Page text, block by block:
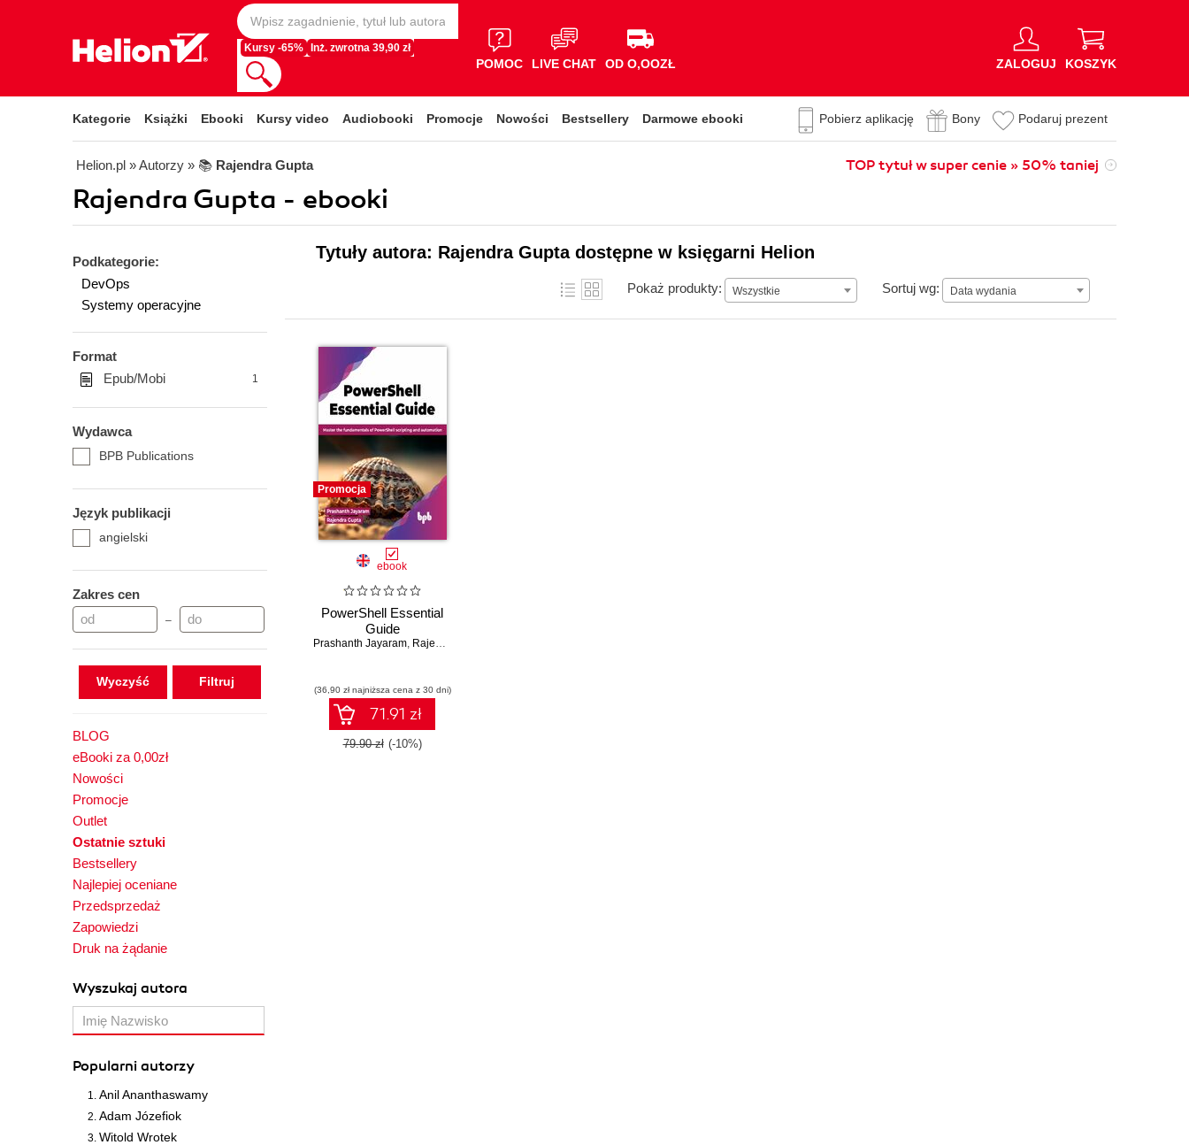
Kursy -65% Inż. zwrotna 39,90 zł
POMOC LIVE CHAT OD O,OOZŁ ZALOGUJ KOSZYK
Kategorie Książki Ebooki Kursy video Audiobooki Promocje Nowości Bestsellery Darmowe ebooki Pobierz aplikację Bony Podaruj prezent
Helion.pl » Autorzy » 📚 Rajendra Gupta TOP tytuł w super cenie » 50% taniej
Rajendra Gupta - ebooki
Podkategorie:
DevOps
Systemy operacyjne
Format
Epub/Mobi
1
Wydawca
BPB Publications
Język publikacji
angielski
Zakres cen
–
Wyczyść
BLOG
eBooki za 0,00zł
Nowości
Promocje
Outlet
Ostatnie sztuki
Bestsellery
Najlepiej oceniane
Przedsprzedaż
Zapowiedzi
Druk na żądanie
Wyszukaj autora
Popularni autorzy
Anil Ananthaswamy
Adam Józefiok
Witold Wrotek
Tytuły autora: Rajendra Gupta dostępne w księgarni Helion
Pokaż produkty: Wszystkie Sortuj wg: Data wydania
Data wydania
Promocja
ebook
PowerShell Essential
Guide
Prashanth Jayaram, Rajendra Gupta
(36,90 zł najniższa cena z 30 dni)
71.91 zł
79.90 zł (-10%)